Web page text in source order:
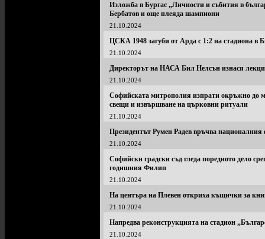
Изложба в Бургас „Личности и събития в
Бербатов и още плеяда шампиони
21.10.2024
ЦСКА 1948 загуби от Арда с 1:2 на стадиона в
21.10.2024
Директорът на НАСА Бил Нелсън изнася
21.10.2024
Софийската митрополия изпрати окръжно до
свещи и извършване на църковни ритуали
21.10.2024
Президентът Румен Радев връчва
21.10.2024
Софийски градски съд гледа поредното дело
годишния Филип
21.10.2024
На центъра на Плевен откриха къщички за
21.10.2024
Напредва реконструкцията на стадион
21.10.2024